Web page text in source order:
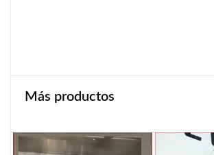
Más productos